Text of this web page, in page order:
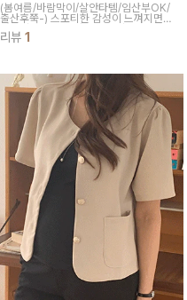
(봄여름/바람막이/살안타템/임산부OK/
출산후쭉-) 스포티한 감성이 느껴지면서
캐주얼한 느낌이 가득한 데일리점퍼로
가볍고 바스락한 텍스처로 여름에 살안
리뷰 1